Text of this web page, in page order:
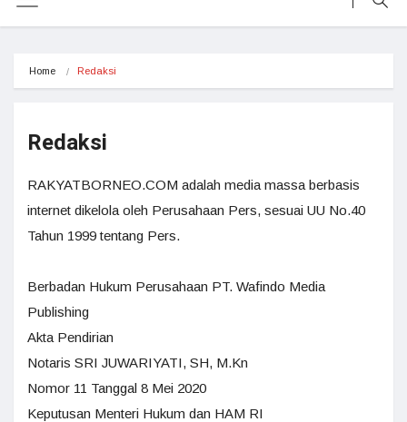
Home Redaksi
Redaksi
RAKYATBORNEO.COM adalah media massa berbasis
internet dikelola oleh Perusahaan Pers, sesuai UU No.40
Tahun 1999 tentang Pers.
Berbadan Hukum Perusahaan PT. Wafindo Media
Publishing
Akta Pendirian
Notaris SRI JUWARIYATI, SH, M.Kn
Nomor 11 Tanggal 8 Mei 2020
Keputusan Menteri Hukum dan HAM RI